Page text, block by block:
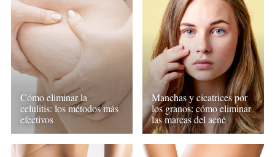
Cómo eliminar la
celulitis: los métodos más
efectivos
Manchas y cicatrices por
los granos: cómo eliminar
las marcas del acné